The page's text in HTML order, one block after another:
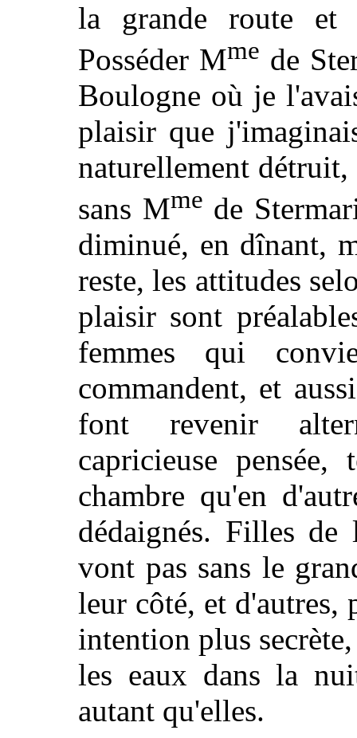
la grande route et
Posséder Mme de
Boulogne où je
plaisir que
naturellement
sans Mme de
diminué, en dînant,
reste, les attitudes
plaisir sont
femmes qui
commandent, et
font revenir
capricieuse
chambre qu'en
dédaignés. Filles de
vont pas sans le
leur côté, et d'autres,
intention plus
les eaux dans la
autant qu'elles.